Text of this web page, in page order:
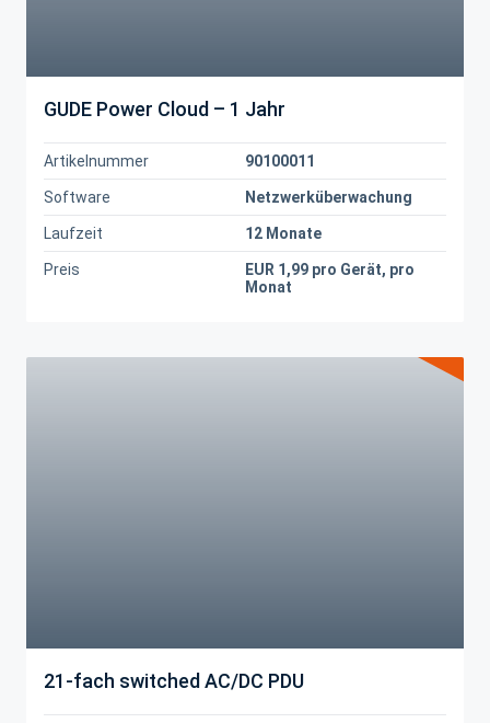
GUDE Power Cloud – 1 Jahr
Artikelnummer 90100011
Software Netzwerküberwachung
Laufzeit 12 Monate
Preis
EUR 1,99 pro Gerät, pro
Monat
21-fach switched AC/DC PDU